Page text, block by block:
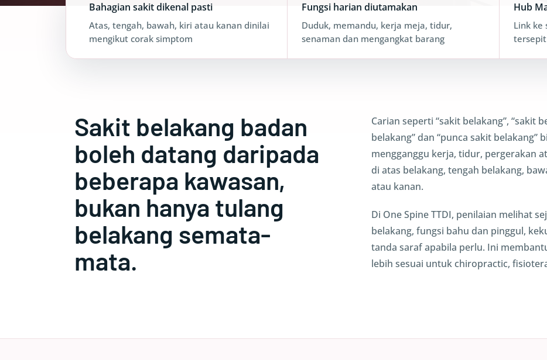
Bahagian sakit dikenal pasti
Atas, tengah, bawah, kiri atau kanan dinilai
mengikut corak simptom
Fungsi harian diutamakan
Duduk, memandu, kerja meja, tidur,
senaman dan mengangkat barang
Hub
Link ke
Sakit belakang badan
boleh datang daripada
beberapa kawasan,
bukan hanya tulang
belakang semata-
mata.
Carian seperti “sakit belakang”, “sakit
belakang” dan “punca sakit belakang”
mengganggu kerja, tidur, pergerakan
di atas belakang, tengah belakang,
atau kanan.
Di One Spine TTDI, penilaian melihat
belakang, fungsi bahu dan pinggul,
tanda saraf apabila perlu. Ini
lebih sesuai untuk chiropractic,